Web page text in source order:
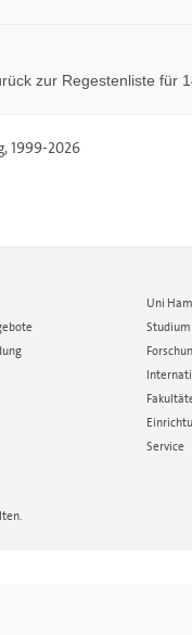
zur Regestenliste für
, 1999-2026